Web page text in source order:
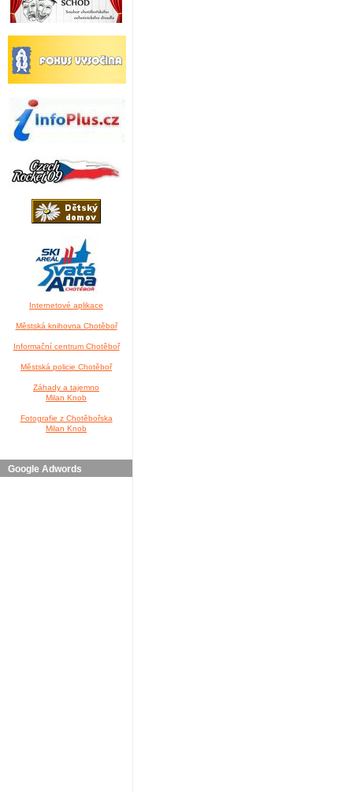
Internetové aplikace
Městská knihovna Chotěboř
Informační centrum Chotěboř
Městská policie Chotěboř
Záhady a tajemno
Milan Knob
Fotografie z Chotěbořska
Milan Knob
Google Adwords